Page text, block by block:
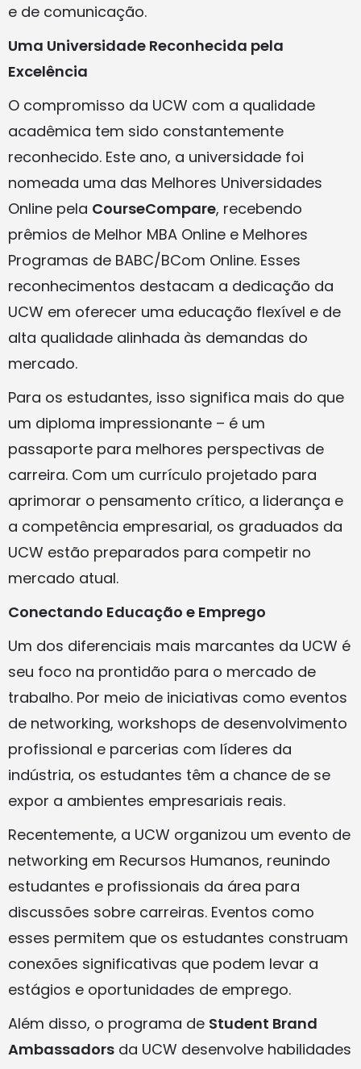
e de comunicação.
Uma Universidade Reconhecida pela
Excelência
O compromisso da UCW com a qualidade
acadêmica tem sido constantemente
reconhecido. Este ano, a universidade foi
nomeada uma das Melhores Universidades
Online pela CourseCompare, recebendo
prêmios de Melhor MBA Online e Melhores
Programas de BABC/BCom Online. Esses
reconhecimentos destacam a dedicação da
UCW em oferecer uma educação flexível e de
alta qualidade alinhada às demandas do
mercado.
Para os estudantes, isso significa mais do que
um diploma impressionante – é um
passaporte para melhores perspectivas de
carreira. Com um currículo projetado para
aprimorar o pensamento crítico, a liderança e
a competência empresarial, os graduados da
UCW estão preparados para competir no
mercado atual.
Conectando Educação e Emprego
Um dos diferenciais mais marcantes da UCW é
seu foco na prontidão para o mercado de
trabalho. Por meio de iniciativas como eventos
de networking, workshops de desenvolvimento
profissional e parcerias com líderes da
indústria, os estudantes têm a chance de se
expor a ambientes empresariais reais.
Recentemente, a UCW organizou um evento de
networking em Recursos Humanos, reunindo
estudantes e profissionais da área para
discussões sobre carreiras. Eventos como
esses permitem que os estudantes construam
conexões significativas que podem levar a
estágios e oportunidades de emprego.
Além disso, o programa de Student Brand
Ambassadors da UCW desenvolve habilidades